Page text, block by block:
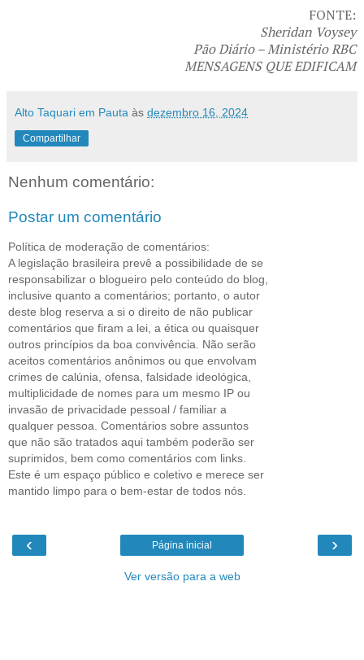
FONTE:
Sheridan Voysey
Pão Diário – Ministério RBC
MENSAGENS QUE EDIFICAM
Alto Taquari em Pauta às dezembro 16, 2024
Compartilhar
Nenhum comentário:
Postar um comentário
Política de moderação de comentários:
A legislação brasileira prevê a possibilidade de se
responsabilizar o blogueiro pelo conteúdo do blog,
inclusive quanto a comentários; portanto, o autor
deste blog reserva a si o direito de não publicar
comentários que firam a lei, a ética ou quaisquer
outros princípios da boa convivência. Não serão
aceitos comentários anônimos ou que envolvam
crimes de calúnia, ofensa, falsidade ideológica,
multiplicidade de nomes para um mesmo IP ou
invasão de privacidade pessoal / familiar a
qualquer pessoa. Comentários sobre assuntos
que não são tratados aqui também poderão ser
suprimidos, bem como comentários com links.
Este é um espaço público e coletivo e merece ser
mantido limpo para o bem-estar de todos nós.
‹ ›
Página inicial
Ver versão para a web